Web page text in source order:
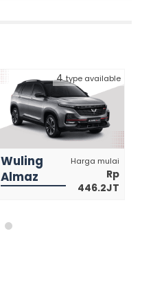
Wuling
Almaz
Harga mulai
Rp
446.2JT
4type available